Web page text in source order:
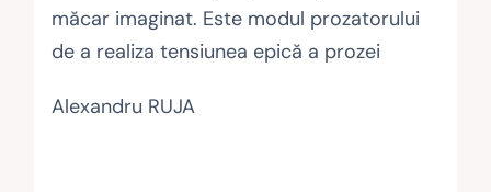
măcar imaginat. Este modul prozatorului
de a realiza tensiunea epică a prozei
Alexandru RUJA